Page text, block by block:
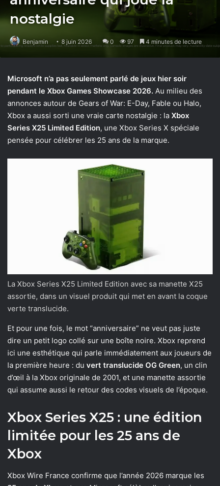
nostalgie
Benjamin 8 juin 2026 0 97 4 minutes de lecture
Microsoft n’a pas seulement parlé de jeux hier soir
pendant le Xbox Games Showcase 2026. Au milieu des
annonces autour de Gears of War: E-Day, Fable ou Halo,
Xbox a aussi sorti une vraie carte nostalgie : la Xbox
Series X25 Limited Edition, une Xbox Series X spéciale
pensée pour célébrer les 25 ans de la marque.
La Xbox Series X25 Limited Edition avec sa manette X25
assortie, dans un visuel produit qui met en avant la coque
verte translucide.
Et pour une fois, le mot “anniversaire” ne veut pas juste
dire un petit logo collé sur une boîte noire. Xbox reprend
ici une esthétique qui parle immédiatement aux joueurs de
la première heure : du vert translucide OG Green, un clin
d’œil à la Xbox originale de 2001, et une manette assortie
qui assume aussi le retour des codes visuels de l’époque.
Xbox Series X25 : une édition
limitée pour les 25 ans de
Xbox
Xbox Wire France confirme que l’année 2026 marque les